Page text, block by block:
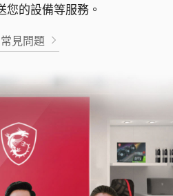
您的設備等服務。
見問題